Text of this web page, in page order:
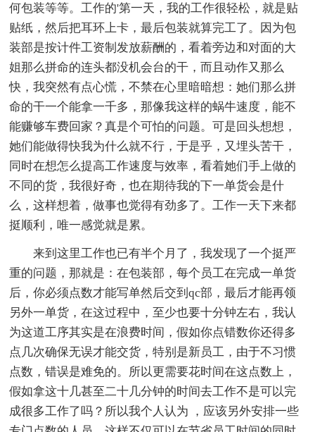
何包装等等。工作的'第一天，我的工作很轻松，就是贴
贴纸，然后把耳环上卡，最后包装就算完工了。因为包
装部是按计件工资制发放薪酬的，看着旁边和对面的大
姐那么拼命的连头都没机会台的干，而且动作又那么
快，我突然有点心慌，不禁在心里暗暗想：她们那么拼
命的干一个能拿一千多，那像我这样的蜗牛速度，能不
能赚够车费回家？真是个可怕的问题。可是回头想想，
她们能做得快我为什么就不行，于是乎，又埋头苦干，
同时在想怎么提高工作速度与效率，看着她们手上做的
不同的货，我很好奇，也在期待我的下一单货会是什
么，这样想着，做事也觉得有劲多了。工作一天下来都
挺顺利，唯一感觉就是累。
来到这里工作也已有半个月了，我发现了一个挺严
重的问题，那就是：在包装部，每个员工在完成一单货
后，你必须点数才能写单然后交到qc部，最后才能再领
另外一单货，在这过程中，至少也要十分钟左右，我认
为这道工序其实是在浪费时间，假如你点错数你还得多
点几次确保无误才能交货，特别是新员工，由于不习惯
点数，错误是难免的。所以更需要花时间在这点数上，
假如拿这十几甚至二十几分钟的时间去工作不是可以完
成很多工作了吗？所以我个人认为 ，应该另外安排一些